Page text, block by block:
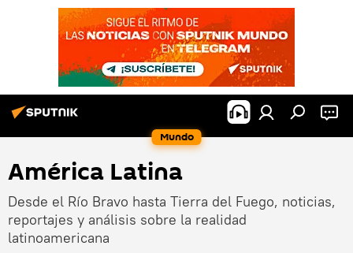
Mundo
América Latina
Desde el Río Bravo hasta Tierra del Fuego, noticias,
reportajes y análisis sobre la realidad
latinoamericana